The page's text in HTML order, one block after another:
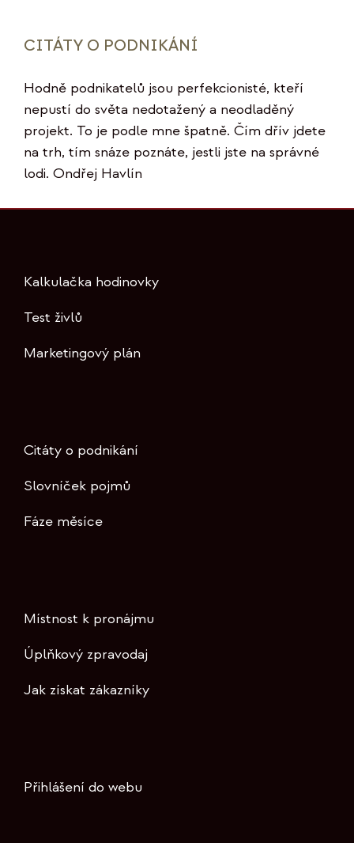
CITÁTY O PODNIKÁNÍ
Hodně podnikatelů jsou perfekcionisté, kteří
nepustí do světa nedotažený a neodladěný
projekt. To je podle mne špatně. Čím dřív jdete
na trh, tím snáze poznáte, jestli jste na správné
lodi. Ondřej Havlín
Kalkulačka hodinovky
Test živlů
Marketingový plán
Citáty o podnikání
Slovníček pojmů
Fáze měsíce
Místnost k pronájmu
Úplňkový zpravodaj
Jak získat zákazníky
Přihlášení do webu